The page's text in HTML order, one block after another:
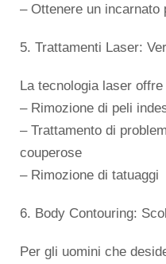
– Ottenere un incarnato
5. Trattamenti Laser:
La tecnologia laser
– Rimozione di peli
– Trattamento di
couperose
– Rimozione di tatuaggi
6. Body Contouring:
Per gli uomini che